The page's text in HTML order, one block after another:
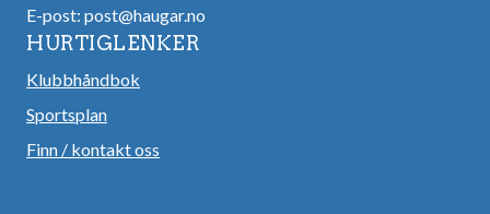
E-post: post@haugar.no
HURTIGLENKER
Klubbhåndbok
Sportsplan
Finn / kontakt oss